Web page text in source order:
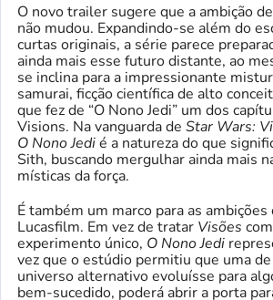
O novo trailer sugere que a ambição
não mudou. Expandindo-se além do
curtas originais, a série parece
ainda mais esse futuro distante, ao
se inclina para a impressionante
samurai, ficção científica de alto
que fez de “O Nono Jedi” um dos
Visions. Na vanguarda de Star Wars:
O Nono Jedié a natureza do que
Sith, buscando mergulhar ainda mais
místicas da força.
É também um marco para as ambições
Lucasfilm. Em vez de tratar Visões
experimento único, O Nono Jedi
vez que o estúdio permitiu que uma
universo alternativo evoluísse para
bem-sucedido, poderá abrir a porta